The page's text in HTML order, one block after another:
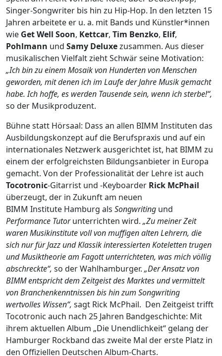
Singer-Songwriter bis hin zu Hip-Hop. In den letzten 15
Jahren arbeitete er u. a. mit Bands und Künstler*innen
wie Get Well Soon, Kettcar, Tim Benzko, Elif,
Pohlmann und Samy Deluxezusammen. Aus dieser
musikalischen Vielfalt zieht Schwär seine Motivation:
„Ich bin zu einem Mosaik von Hunderten von Menschen
geworden, mit denen ich im Laufe der Jahre Musik gemacht
habe. Ich hoffe, es werden Tausende sein, wenn ich sterbe!“,
so der Musikproduzent.
Bühne statt Hörsaal: Dass an allen BIMM Instituten das
Ausbildungskonzept auf die Berufspraxis und auf ein
internationales Netzwerk ausgerichtet ist, hat BIMM zu
einem der erfolgreichsten Bildungsanbieter in Europa
gemacht. Von der Professionalität der Lehre ist auch
Tocotronic-Gitarrist und -Keyboarder Rick McPhail
überzeugt, der in Zukunft am neuen
BIMM Institute Hamburg als Songwriting und
Performance Tutorunterrichten wird. „Zu meiner Zeit
waren Musikinstitute voll von muffigen alten Lehrern, die
sich nur fürJazz und Klassik interessierten Koteletten trugen
und Musiktheorie am Fagott unterrichteten, was mich völlig
abschreckte“, so der Wahlhamburger. „Der Ansatz von
BIMM entspricht dem Zeitgeist des Marktes und vermittelt
von Branchenkenntnissen bis hin zum Songwriting
wertvolles Wissen“, sagt Rick McPhail. Den Zeitgeist trifft
Tocotronic auch nach 25 Jahren Bandgeschichte: Mit
ihrem aktuellen Album „Die Unendlichkeit“ gelang der
Hamburger Rockband das zweite Mal der erste Platz in
den Offiziellen Deutschen Album-Charts.